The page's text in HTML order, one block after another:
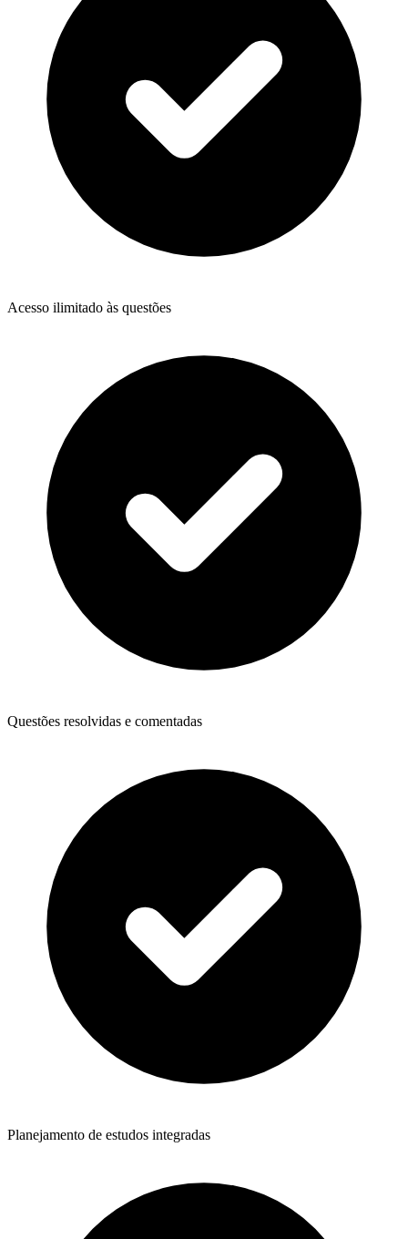
Acesso ilimitado às questões
Questões resolvidas e comentadas
Planejamento de estudos integradas